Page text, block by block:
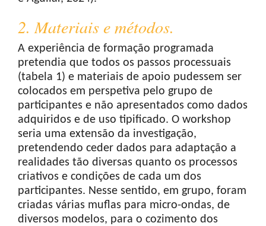
2. Materiais e métodos.
A experiência de formação programada
pretendia que todos os passos processuais
(tabela 1) e materiais de apoio pudessem ser
colocados em perspetiva pelo grupo de
participantes e não apresentados como dados
adquiridos e de uso tipificado. O workshop
seria uma extensão da investigação,
pretendendo ceder dados para adaptação a
realidades tão diversas quanto os processos
criativos e condições de cada um dos
participantes. Nesse sentido, em grupo, foram
criadas várias muflas para micro-ondas, de
diversos modelos, para o cozimento dos